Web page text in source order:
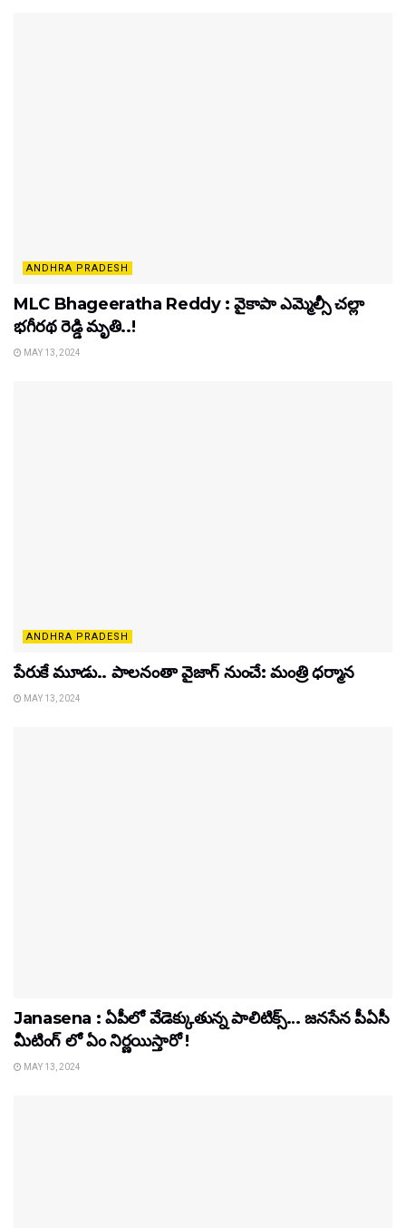
ANDHRA PRADESH
MLC Bhageeratha Reddy : వైకాపా ఎమ్మెల్సీ చల్లా
భగీరథ రెడ్డి మృతి..!
MAY 13, 2024
ANDHRA PRADESH
పేరుకే మూడు.. పాలనంతా వైజాగ్ నుంచే: మంత్రి ధర్మాన
MAY 13, 2024
Janasena : ఏపీలో వేడెక్కుతున్న పాలిటిక్స్… జనసేన పీఏ‌సీ
మీటింగ్ లో ఏం నిర్ణయిస్తారో !
MAY 13, 2024